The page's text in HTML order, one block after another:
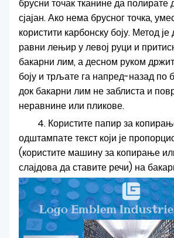
брусни точак тканине да полирате
сјајан. Ако нема брусног точка,
користити карбонску боју. Метод
равни лењир у левој руци и
бакарни лим, а десном руком
боју и трљате га напред-назад по
док бакарни лим не заблиста и
неравнине или пликове.
4. Користите папир за
одштампате текст који је
(користите машину за копирање
слајдова да ставите речи) на